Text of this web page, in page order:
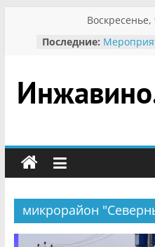
содержимому
Воскресенье,
Последние:
Ученики
сельский
портал
микрорайон